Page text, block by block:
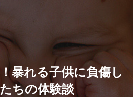
暴れる子供に負傷し
ちの体験談